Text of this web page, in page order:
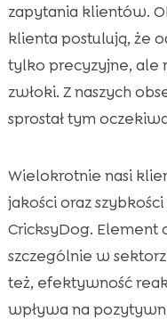
zapytania klientów.
klienta postulują, że
tylko precyzyjne, ale
zwłoki. Z naszych
sprostał tym
Wielokrotnie nasi
jakości oraz
CricksyDog. Element
szczególnie w
też, efektywność
wpływa na